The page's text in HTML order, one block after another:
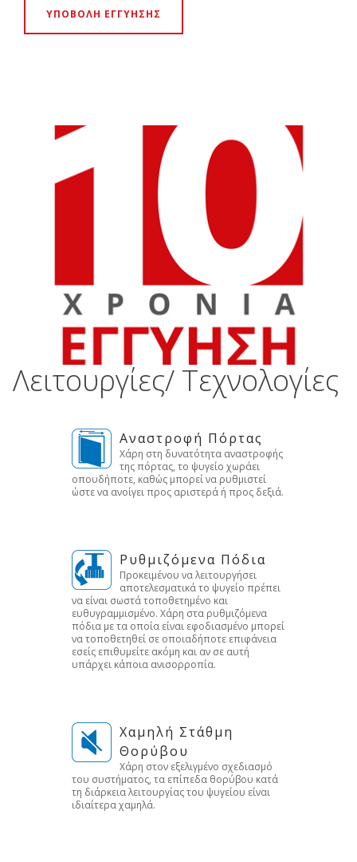
ΥΠΟΒΟΛΗ ΕΓΓΥΗΣΗΣ
Λειτουργίες/ Τεχνολογίες
Αναστροφή Πόρτας
Χάρη στη δυνατότητα αναστροφής
της πόρτας, το ψυγείο χωράει
οπουδήποτε, καθώς μπορεί να ρυθμιστεί
ώστε να ανοίγει προς αριστερά ή προς δεξιά.
Ρυθμιζόμενα Πόδια
Προκειμένου να λειτουργήσει
αποτελεσματικά το ψυγείο πρέπει
να είναι σωστά τοποθετημένο και
ευθυγραμμισμένο. Χάρη στα ρυθμιζόμενα
πόδια με τα οποία είναι εφοδιασμένο μπορεί
να τοποθετηθεί σε οποιαδήποτε επιφάνεια
εσείς επιθυμείτε ακόμη και αν σε αυτή
υπάρχει κάποια ανισορροπία.
Χαμηλή Στάθμη
Θορύβου
Χάρη στον εξελιγμένο σχεδιασμό
του συστήματος, τα επίπεδα θορύβου κατά
τη διάρκεια λειτουργίας του ψυγείου είναι
ιδιαίτερα χαμηλά.